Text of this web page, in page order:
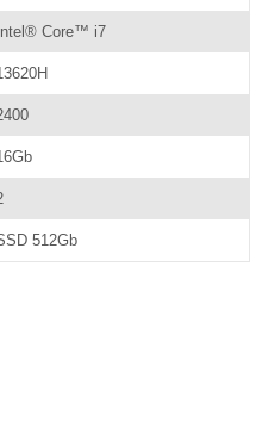
Intel® Core™ i7
512Gb